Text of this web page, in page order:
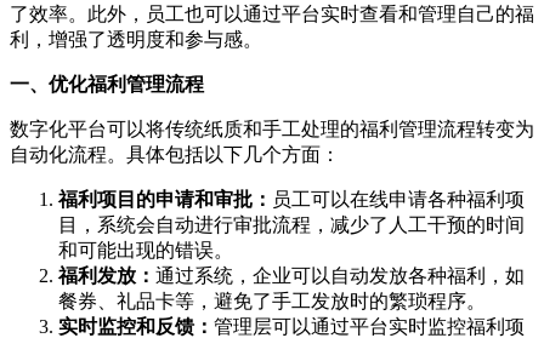
了效率。此外，员工也可以通过平台实时查看和管理自己的福
利，增强了透明度和参与感。
一、优化福利管理流程
数字化平台可以将传统纸质和手工处理的福利管理流程转变为
自动化流程。具体包括以下几个方面：
福利项目的申请和审批： 员工可以在线申请各种福利项
目，系统会自动进行审批流程，减少了人工干预的时间
和可能出现的错误。
福利发放： 通过系统，企业可以自动发放各种福利，如
餐券、礼品卡等，避免了手工发放时的繁琐程序。
实时监控和反馈： 管理层可以通过平台实时监控福利项